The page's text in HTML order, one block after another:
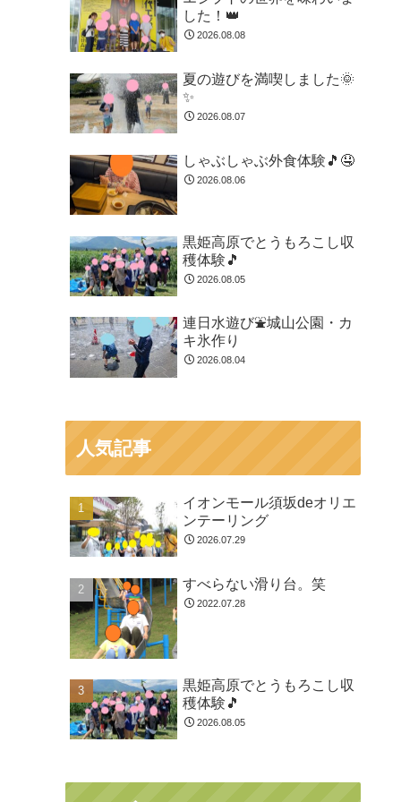
した！👑
2026.08.08
夏の遊びを満喫しました🌞
✨
2026.08.07
しゃぶしゃぶ外食体験🎵🤤
2026.08.06
黒姫高原でとうもろこし収
穫体験🎵
2026.08.05
連日水遊び⛲城山公園・カ
キ氷作り
2026.08.04
人気記事
イオンモール須坂deオリエ
ンテーリング
2026.07.29
すべらない滑り台。笑
2022.07.28
黒姫高原でとうもろこし収
穫体験🎵
2026.08.05